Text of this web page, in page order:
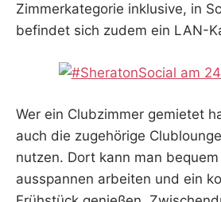
Zimmerkategorie inklusive, in
befindet sich zudem ein LAN-
Wer ein Clubzimmer gemietet
auch die zugehörige
nutzen. Dort kann man
ausspannen arbeiten und ein